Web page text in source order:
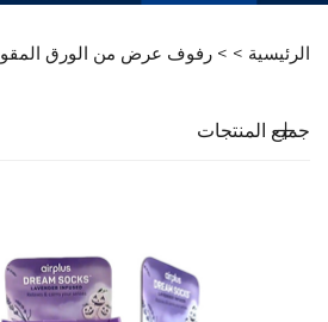
الرئيسية > > رفوف عرض من الورق المقوى
جميع المنتجات